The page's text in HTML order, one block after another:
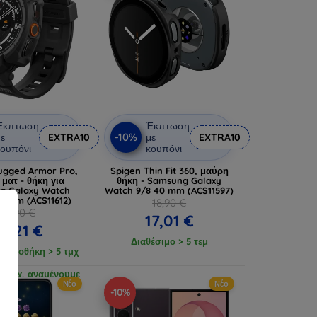
EXTRA10
Armor Pro,
- θήκη για
Galaxy Watch
(ACS11612)
36,90 €
33,21 €
αποθήκη > 5 τμχ
τμχ, αναμένουμε
10. 8. 2026
-10%
Έκπτωση
με
κουπόνι
EXTRA10
Spigen Thin Fit 360, μαύρη
θήκη - Samsung Galaxy
Watch 9/8 40 mm (ACS11597)
18,90 €
17,01 €
Διαθέσιμο > 5 τεμ
Νέο
-10%
Νέο